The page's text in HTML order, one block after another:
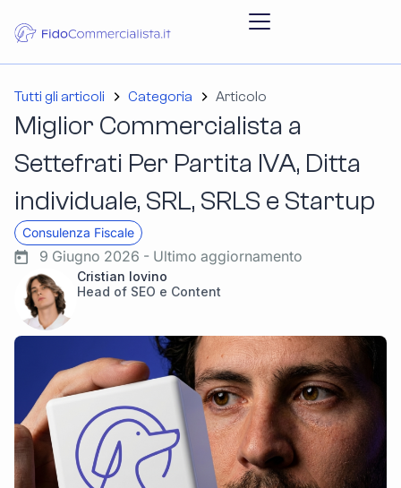
Tutti gli articoli Categoria Articolo
Miglior Commercialista a
Settefrati Per Partita IVA, Ditta
individuale, SRL, SRLS e Startup
Consulenza Fiscale
9 Giugno 2026 - Ultimo aggiornamento
Cristian Iovino
Head of SEO e Content